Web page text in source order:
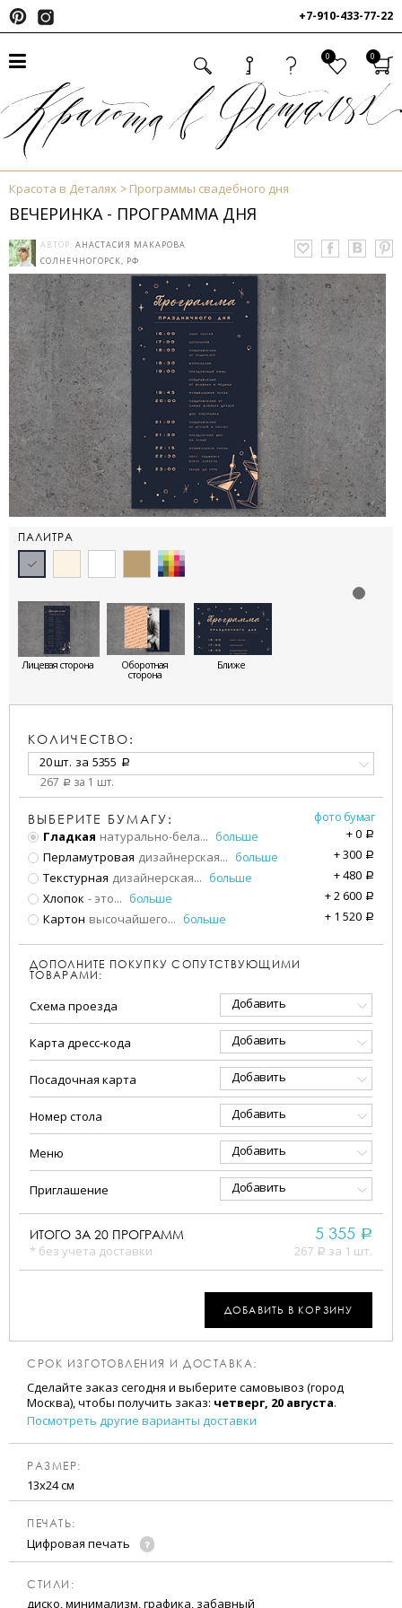
+7-910-433-77-22
0 0
Красота в Деталях Программы свадебного дня
ВЕЧЕРИНКА - ПРОГРАММА ДНЯ
АВТОР: АНАСТАСИЯ МАКАРОВА
СОЛНЕЧНОГОРСК, РФ
ПАЛИТРА
Лицевая сторона Оборотная
сторона
Ближе
КОЛИЧЕСТВО:
20 шт. за 5355 a
267 a за 1 шт.
ВЫБЕРИТЕ БУМАГУ:
фото бумаг
Гладкая натурально-бела... больше +0 a
Перламутровая дизайнерская... больше +300 a
Текстурная дизайнерская... больше +480 a
Хлопок - это... больше +2 600 a
Картон высочайшего... больше + 1 520 a
ДОПОЛНИТЕ ПОКУПКУ СОПУТСТВУЮЩИМИ
ТОВАРАМИ:
Схема проезда Добавить
Карта дресс-кода Добавить
Посадочная карта Добавить
Номер стола Добавить
Меню Добавить
Приглашение Добавить
ИТОГО ЗА 20 ПРОГРАММ
* без учета доставки
5 355 a
267 a за 1 шт.
ДОБАВИТЬ В КОРЗИНУ
СРОК ИЗГОТОВЛЕНИЯ И ДОСТАВКА:
Сделайте заказ сегодня и выберите самовывоз (город
Москва), чтобы получить заказ: четверг, 20 августа.
Посмотреть другие варианты доставки
РАЗМЕР:
13х24 см
ПЕЧАТЬ:
Цифровая печать
CТИЛИ:
диско, минимализм, графика, забавный